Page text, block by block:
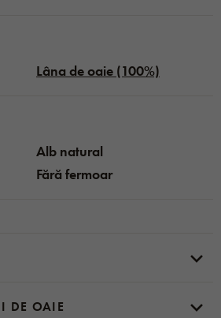
Lâna de oaie (100%)
Alb natural
Fără fermoar
DE OAIE